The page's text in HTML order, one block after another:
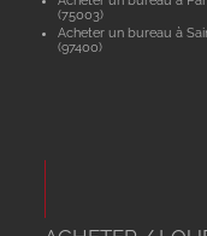
(75003)
Acheter un bureau à
(97400)